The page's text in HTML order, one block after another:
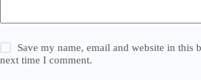
Save my name, email and website in this
next time I comment.